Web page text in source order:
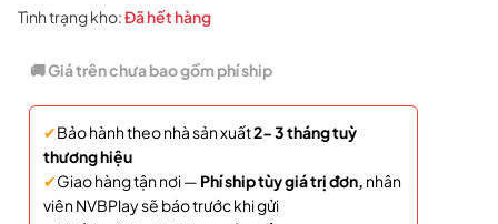
gốc
là:
1.950.000 ₫.
hiện
tại
là:
1.699.000 ₫.
Tình trạng kho:Đã hết hàng
🚚 Giá trên chưa bao gồm phí ship
✔Bảo hành theo nhà sản xuất2- 3 tháng tuỳ
thương hiệu
✔Giao hàng tận nơi — Phí ship tùy giá trị đơn, nhân
viên NVBPlay sẽ báo trước khi gửi